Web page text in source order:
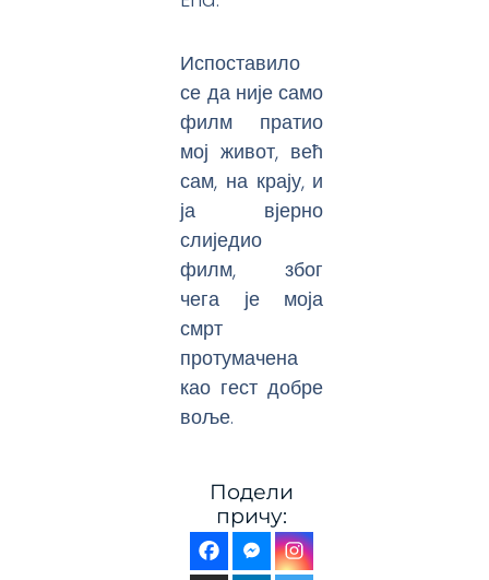
Испоставило
се да није само
филм пратио
мој живот, већ
сам, на крају, и
ја вјерно
слиједио
филм, због
чега је моја
смрт
протумачена
као гест добре
воље.
Подели
причу: